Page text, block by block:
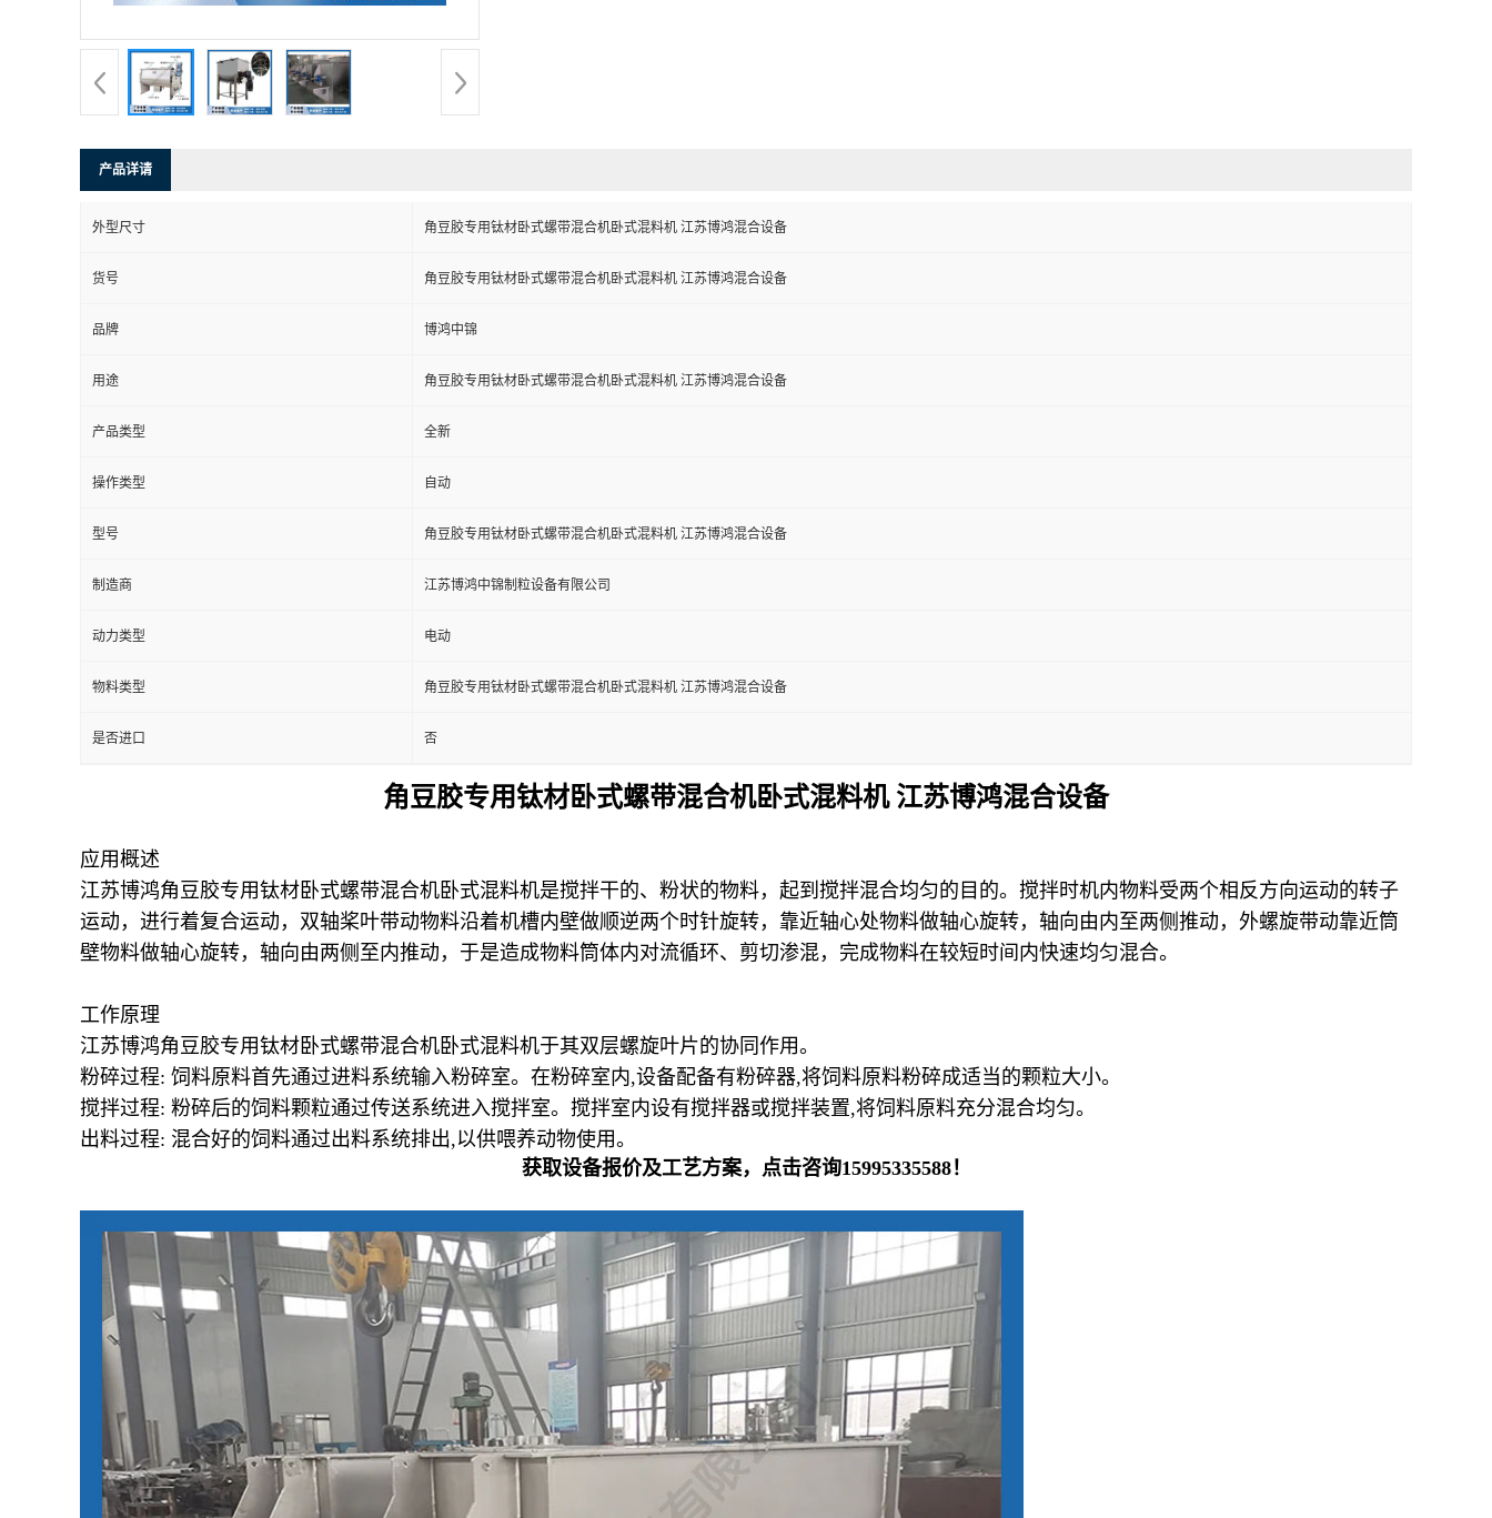
产品详请
外型尺寸 角豆胶专用钛材卧式螺带混合机卧式混料机 江苏博鸿混合设备
货号 角豆胶专用钛材卧式螺带混合机卧式混料机 江苏博鸿混合设备
品牌 博鸿中锦
用途 角豆胶专用钛材卧式螺带混合机卧式混料机 江苏博鸿混合设备
产品类型 全新
操作类型 自动
型号 角豆胶专用钛材卧式螺带混合机卧式混料机 江苏博鸿混合设备
制造商 江苏博鸿中锦制粒设备有限公司
动力类型 电动
物料类型 角豆胶专用钛材卧式螺带混合机卧式混料机 江苏博鸿混合设备
是否进口 否
角豆胶专用钛材卧式螺带混合机卧式混料机 江苏博鸿混合设备
应用概述
江苏博鸿角豆胶专用钛材卧式螺带混合机卧式混料机是搅拌干的、粉状的物料，起到搅拌混合均匀的目的。搅拌时机内物料受两个相反方向运动的转子
运动，进行着复合运动，双轴桨叶带动物料沿着机槽内壁做顺逆两个时针旋转，靠近轴心处物料做轴心旋转，轴向由内至两侧推动，外螺旋带动靠近筒
壁物料做轴心旋转，轴向由两侧至内推动，于是造成物料筒体内对流循环、剪切渗混，完成物料在较短时间内快速均匀混合。
工作原理
江苏博鸿角豆胶专用钛材卧式螺带混合机卧式混料机于其双层螺旋叶片的协同作用。
粉碎过程: 饲料原料首先通过进料系统输入粉碎室。在粉碎室内,设备配备有粉碎器,将饲料原料粉碎成适当的颗粒大小。
搅拌过程: 粉碎后的饲料颗粒通过传送系统进入搅拌室。搅拌室内设有搅拌器或搅拌装置,将饲料原料充分混合均匀。
出料过程: 混合好的饲料通过出料系统排出,以供喂养动物使用。
获取设备报价及工艺方案，点击咨询15995335588！